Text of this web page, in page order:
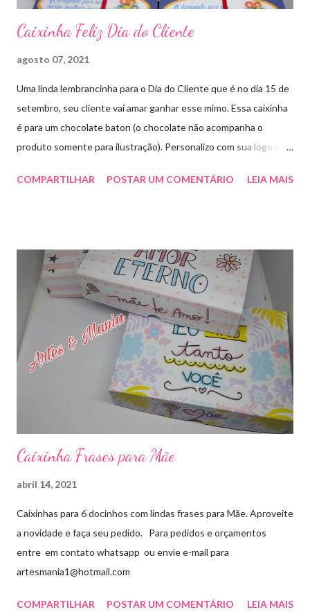
Caixinha Feliz Dia do Cliente
agosto 07, 2021
Uma linda lembrancinha para o Dia do Cliente que é no dia 15 de
setembro, seu cliente vai amar ganhar esse mimo. Essa caixinha
é para um chocolate baton (o chocolate não acompanha o
produto somente para ilustração). Personalizo com sua logo ou
e orçamentos entre em contato whatsapp ou envie e-mail para
COMPARTILHAR POSTAR UM COMENTÁRIO LEIA MAIS
Caixinha Frases para Mãe
abril 14, 2021
Caixinhas para 6 docinhos com lindas frases para Mãe. Aproveite
a novidade e faça seu pedido. Para pedidos e orçamentos
entre em contato whatsapp ou envie e-mail para
artesmania1@hotmail.com
COMPARTILHAR POSTAR UM COMENTÁRIO LEIA MAIS